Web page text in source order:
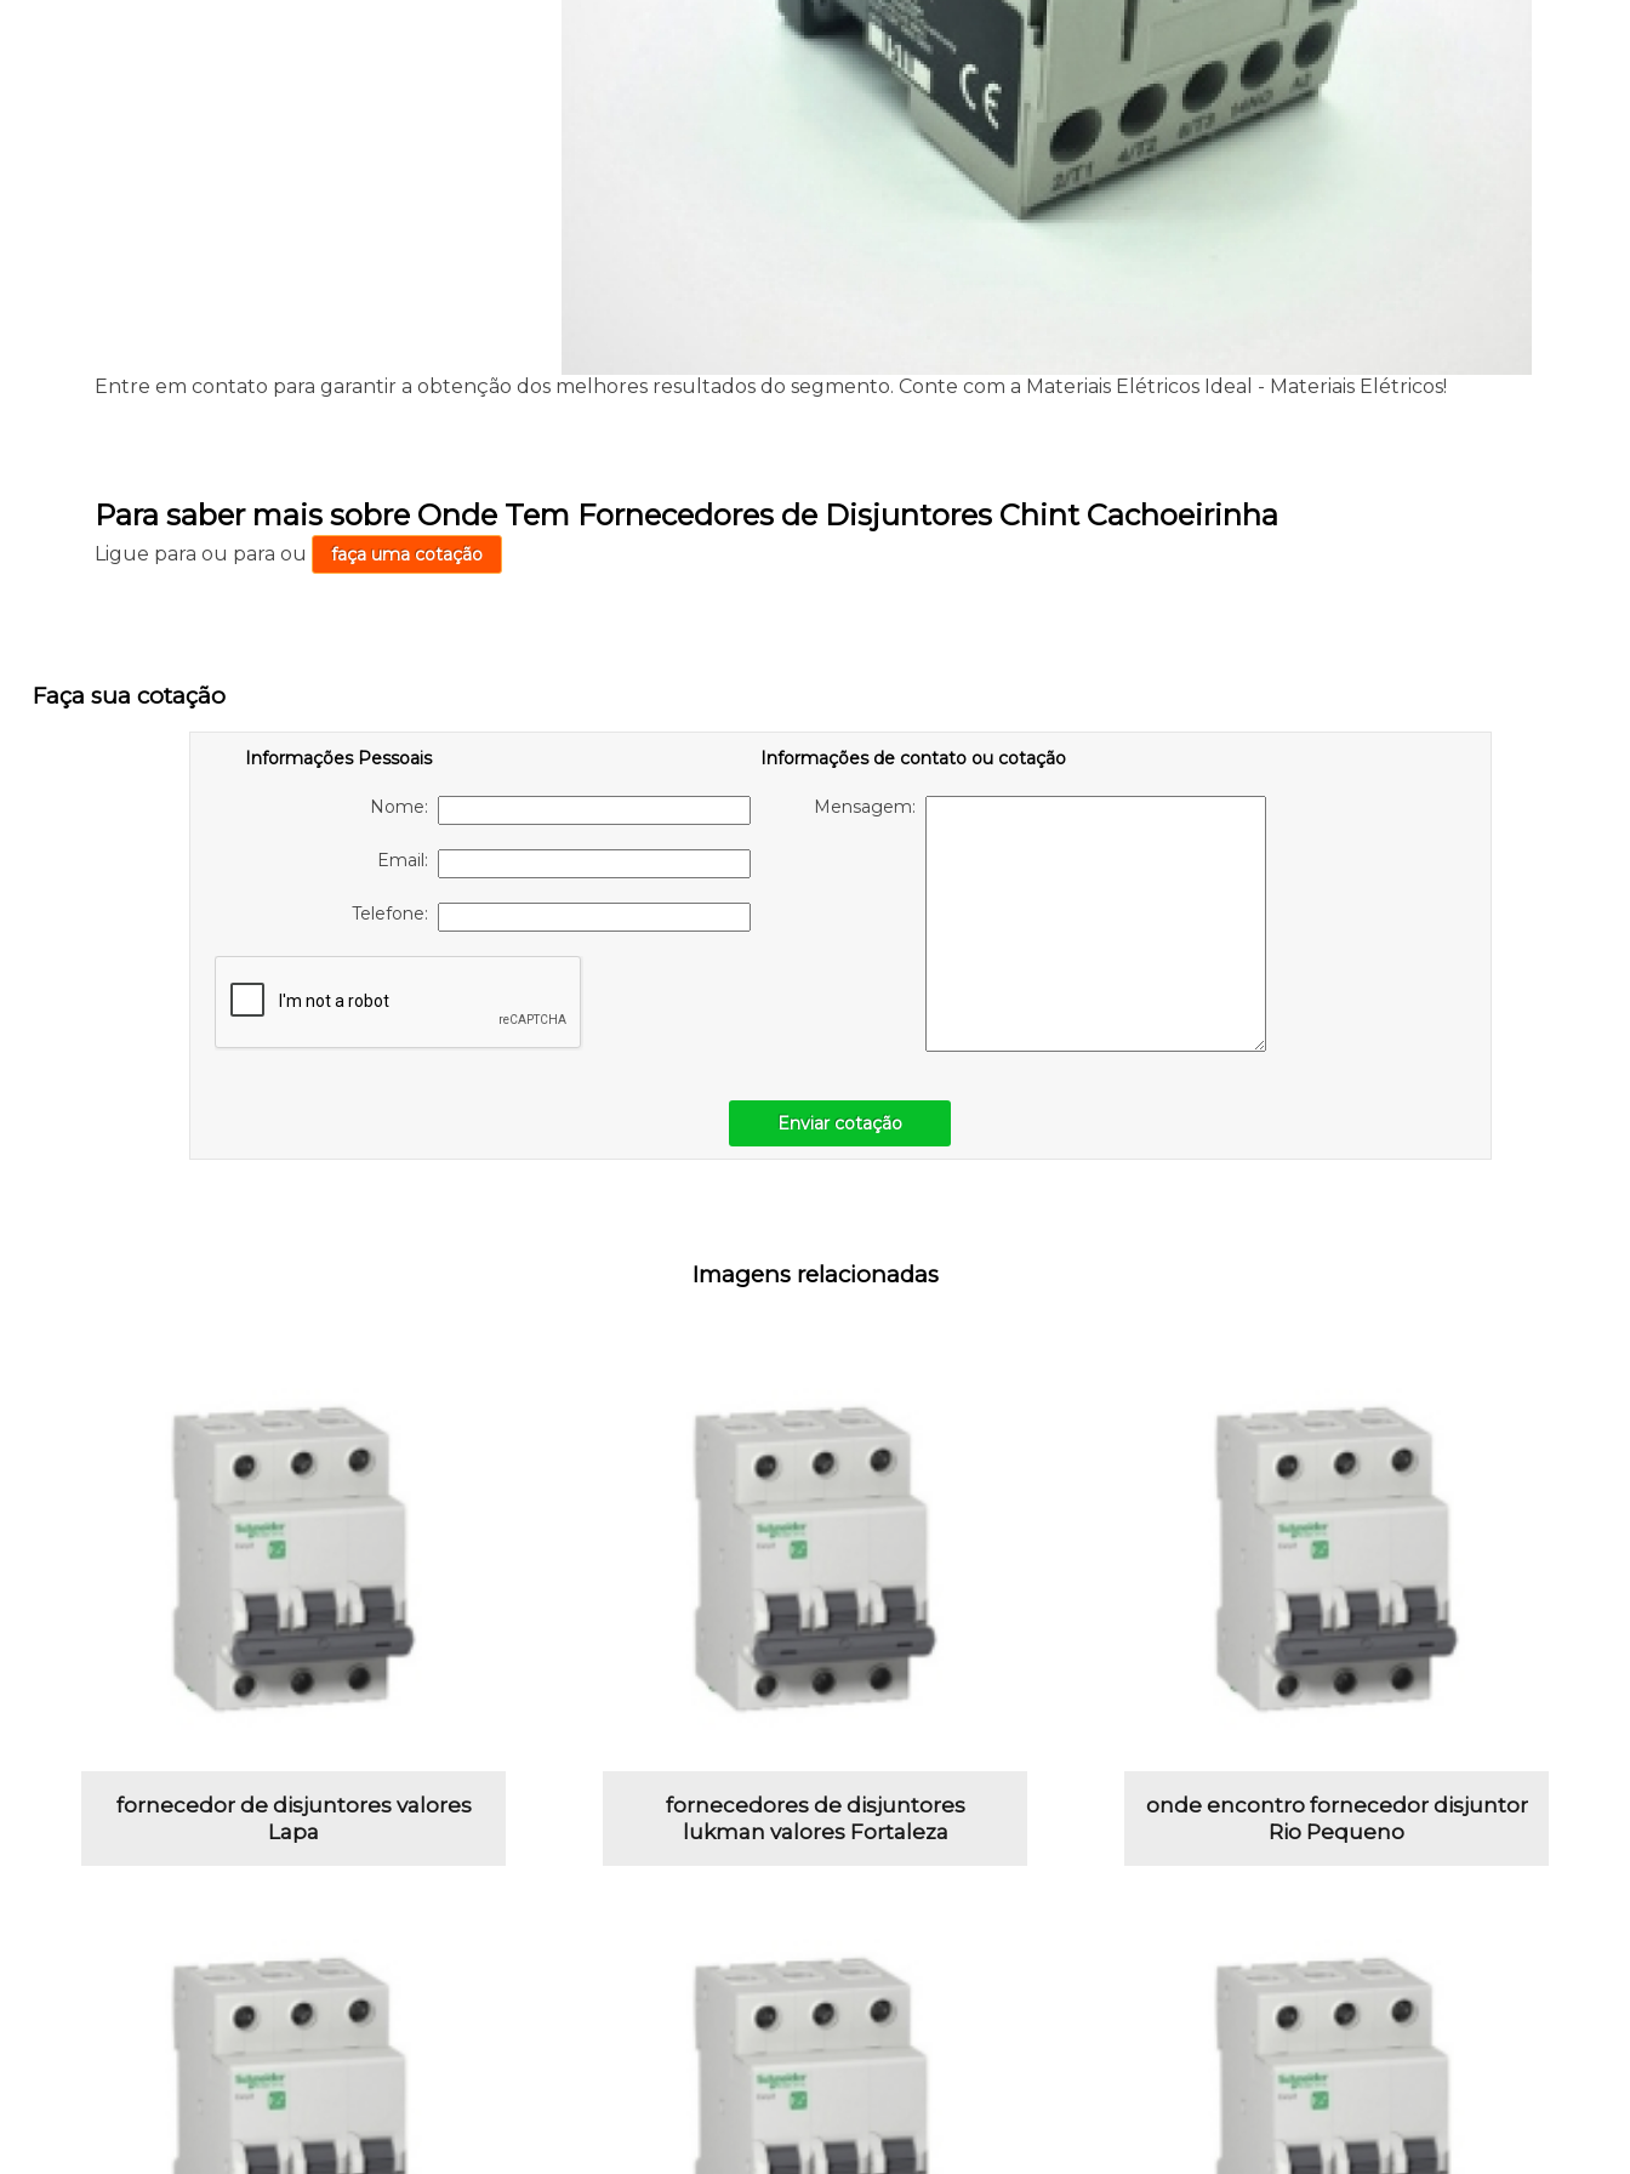
Entre em contato para garantir a obtenção dos melhores resultados do segmento. Conte com a Materiais Elétricos Ideal - Materiais Elétricos!
Para saber mais sobre Onde Tem Fornecedores de Disjuntores Chint Cachoeirinha
Ligue paraou paraou faça uma cotação
Faça sua cotação
Informações Pessoais
Nome:
Email:
Telefone:
Informações de contato ou cotação
Mensagem:
Enviar cotação
Imagens relacionadas
fornecedor de disjuntores valores
Lapa
fornecedores de disjuntores
lukman valores Fortaleza
onde encontro fornecedor disjuntor
Rio Pequeno